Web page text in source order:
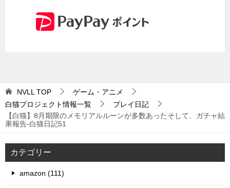
NVLL TOP
ゲーム・アニメ
白猫プロジェクト情報一覧
プレイ日記
【白猫】8月期限のメモリアルルーンが多数あったそして、ガチャ結
果報告-白猫日記51
カテゴリー
amazon (111)